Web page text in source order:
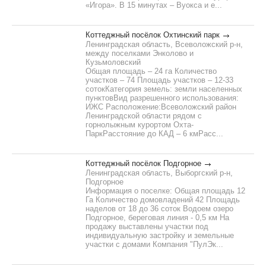
«Игора». В 15 минутах – Вуокса и е...
Коттеджный посёлок Охтинский парк
Ленинградская область, Всеволожский р-н,
между поселками Энколово и
Кузьмоловский
Общая площадь – 24 га Количество
участков – 74 Площадь участков – 12-33
сотокКатегория земель: земли населенных
пунктовВид разрешенного использования:
ИЖС Расположение:Всеволожский район
Ленинградской области рядом с
горнолыжным курортом Охта-
ПаркРасстояние до КАД – 6 кмРасс...
Коттеджный посёлок Подгорное
Ленинградская область, Выборгский р-н,
Подгорное
Информация о поселке: Общая площадь 12
Га Количество домовладений 42 Площадь
наделов от 18 до 36 соток Водоем озеро
Подгорное, береговая линия - 0,5 км На
продажу выставлены участки под
индивидуальную застройку и земельные
участки с домами Компания "ПулЭк...